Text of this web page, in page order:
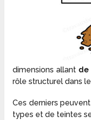
dimensions allant de
rôle structurel dans
Ces derniers
types et de teintes